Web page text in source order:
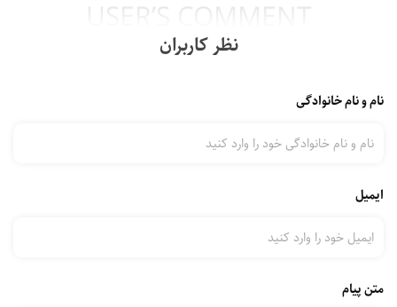
نظر کاربران
نام و نام خانوادگی
ایمیل
متن پیام